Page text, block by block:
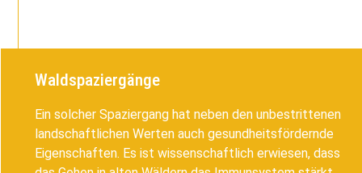
Waldspaziergänge
Ein solcher Spaziergang hat neben den unbestrittenen
landschaftlichen Werten auch gesundheitsfördernde
Eigenschaften. Es ist wissenschaftlich erwiesen, dass